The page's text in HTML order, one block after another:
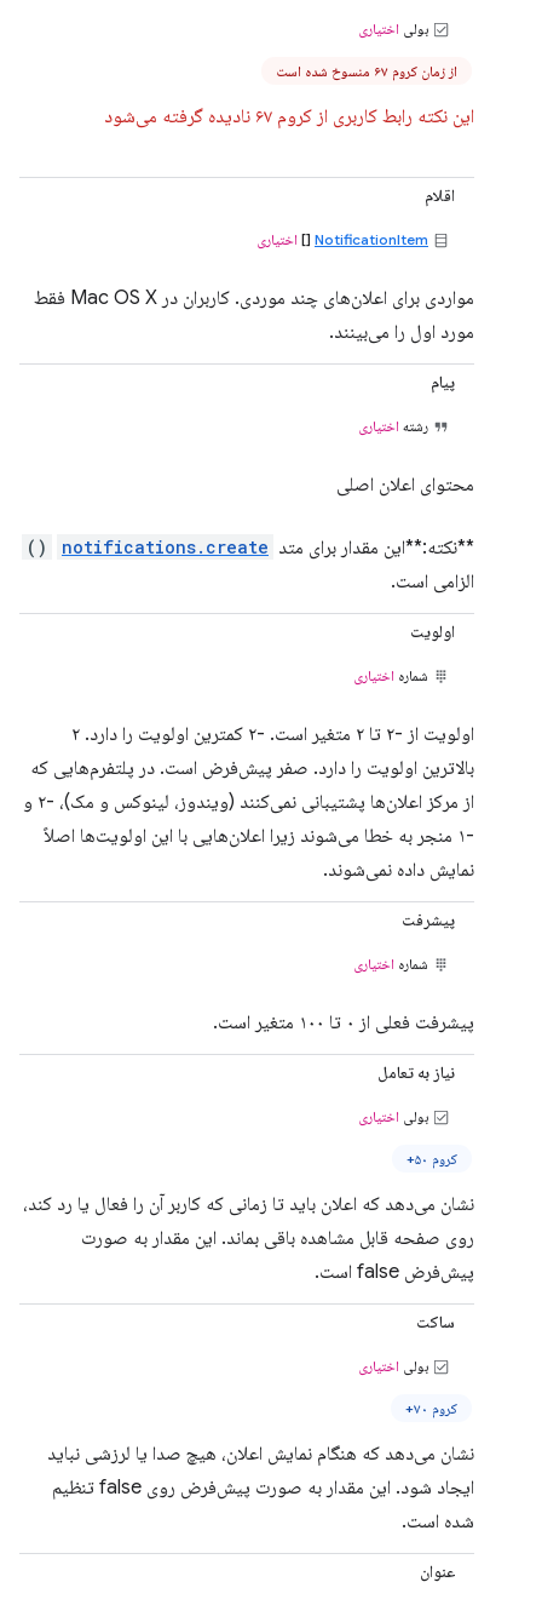
بولی اختیاری
از زمان کروم ۶۷ منسوخ شده است
این نکته رابط کاربری از کروم ۶۷ نادیده گرفته می‌شود
اقلام
NotificationItem
[] اختیاری
مواردی برای اعلان‌های چند موردی. کاربران در Mac OS X فقط
مورد اول را می‌بینند.
پیام
رشته اختیاری
محتوای اعلان اصلی
**نکته:**این مقدار برای متد notifications.create
()
الزامی است.
اولویت
شماره اختیاری
اولویت از -۲ تا ۲ متغیر است. -۲ کمترین اولویت را دارد. ۲
بالاترین اولویت را دارد. صفر پیش‌فرض است. در پلتفرم‌هایی که
از مرکز اعلان‌ها پشتیبانی نمی‌کنند (ویندوز، لینوکس و مک)، -۲ و
-۱ منجر به خطا می‌شوند زیرا اعلان‌هایی با این اولویت‌ها اصلاً
نمایش داده نمی‌شوند.
پیشرفت
شماره اختیاری
پیشرفت فعلی از ۰ تا ۱۰۰ متغیر است.
نیاز به تعامل
بولی اختیاری
کروم ۵۰+
نشان می‌دهد که اعلان باید تا زمانی که کاربر آن را فعال یا رد کند،
روی صفحه قابل مشاهده باقی بماند. این مقدار به صورت
پیش‌فرض false است.
ساکت
بولی اختیاری
کروم ۷۰+
نشان می‌دهد که هنگام نمایش اعلان، هیچ صدا یا لرزشی نباید
ایجاد شود. این مقدار به صورت پیش‌فرض روی false تنظیم
شده است.
عنوان